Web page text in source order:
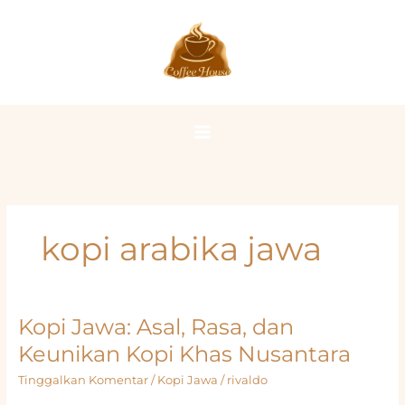
kopi arabika jawa
Kopi Jawa: Asal, Rasa, dan
Keunikan Kopi Khas Nusantara
Tinggalkan Komentar / Kopi Jawa / rivaldo